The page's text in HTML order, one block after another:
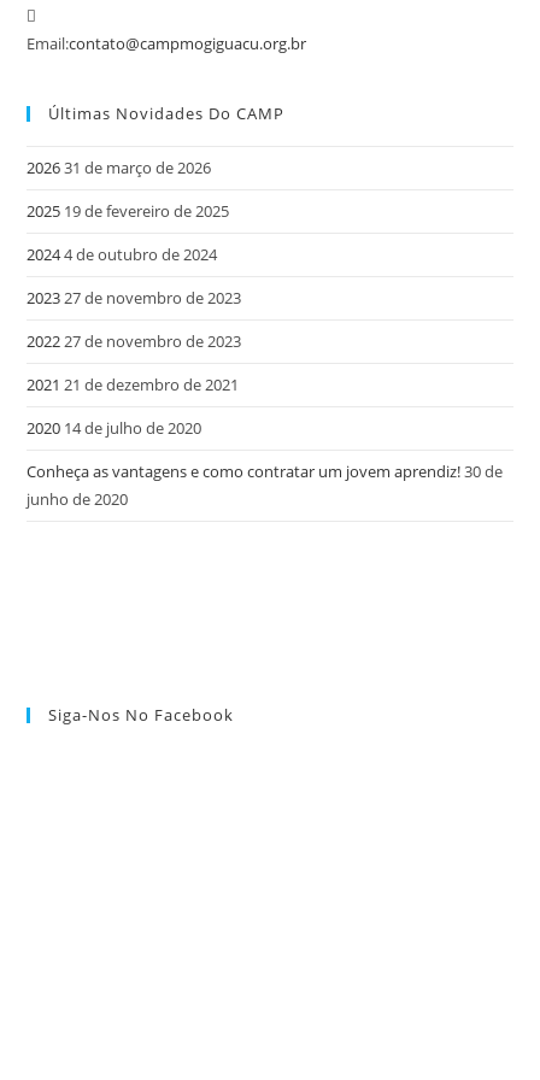
Email:contato@campmogiguacu.org.br
Últimas Novidades Do CAMP
202631 de março de 2026
2025 19 de fevereiro de 2025
20244 de outubro de 2024
202327 de novembro de 2023
202227 de novembro de 2023
2021 21 de dezembro de 2021
2020 14 de julho de 2020
Conheça as vantagens e como contratar um jovem aprendiz!30 de
junho de 2020
Siga-Nos No Facebook